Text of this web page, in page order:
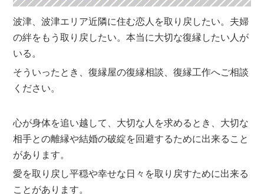
波津、波津エリア近隣に住む恋人を取り戻したい。夫婦
の絆をもう取り戻したい。本当に大切な復縁したい人が
いる。
そういったとき、復縁屋の復縁相談、復縁工作へご相談
ください。
心が身体を追い越して、大切な人を求めるとき、大切な
相手との離縁や結婚の破綻を回避するために出来ること
があります。
愛を取り戻し平穏や幸せな日々を取り戻すために出来る
ことがあります。